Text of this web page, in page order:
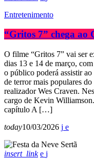
Entretenimento
“Gritos 7” chega ao
O filme “Gritos 7” vai ser
dias 13 e 14 de março,
o público poderá assistir
de terror mais populares
realizador Wes Craven.
cargo de Kevin
capítulo A […]
today10/03/2026
insert_link